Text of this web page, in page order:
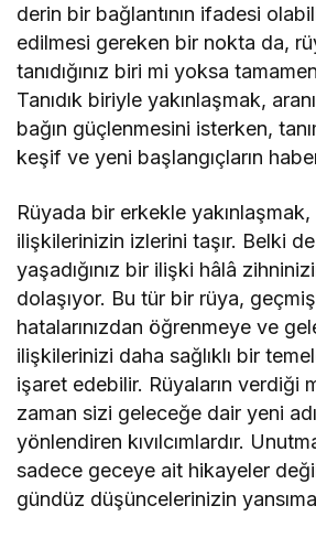
derin bir bağlantının ifadesi
edilmesi gereken bir nokta da,
tanıdığınız biri mi yoksa
Tanıdık biriyle yakınlaşmak,
bağın güçlenmesini isterken,
keşif ve yeni başlangıçların
Rüyada bir erkekle
ilişkilerinizin izlerini taşır. Belki
yaşadığınız bir ilişki hâlâ
dolaşıyor. Bu tür bir rüya,
hatalarınızdan öğrenmeye ve
ilişkilerinizi daha sağlıklı bir
işaret edebilir. Rüyaların verdiği
zaman sizi geleceğe dair yeni
yönlendiren kıvılcımlardır.
sadece geceye ait hikayeler
gündüz düşüncelerinizin